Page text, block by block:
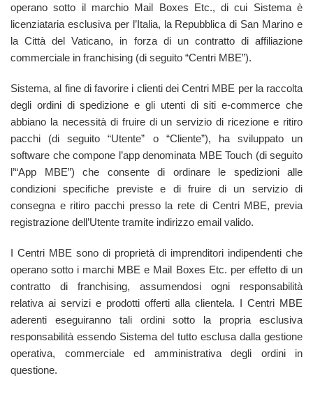
operano sotto il marchio Mail Boxes Etc., di cui Sistema è
licenziataria esclusiva per l’Italia, la Repubblica di San Marino e
la Città del Vaticano, in forza di un contratto di affiliazione
commerciale in franchising (di seguito “Centri MBE”).
Sistema, al fine di favorire i clienti dei Centri MBE per la raccolta
degli ordini di spedizione e gli utenti di siti e-commerce che
abbiano la necessità di fruire di un servizio di ricezione e ritiro
pacchi (di seguito “Utente” o “Cliente”), ha sviluppato un
software che compone l’app denominata MBE Touch (di seguito
l’“App MBE”) che consente di ordinare le spedizioni alle
condizioni specifiche previste e di fruire di un servizio di
consegna e ritiro pacchi presso la rete di Centri MBE, previa
registrazione dell’Utente tramite indirizzo email valido.
I Centri MBE sono di proprietà di imprenditori indipendenti che
operano sotto i marchi MBE e Mail Boxes Etc. per effetto di un
contratto di franchising, assumendosi ogni responsabilità
relativa ai servizi e prodotti offerti alla clientela. I Centri MBE
aderenti eseguiranno tali ordini sotto la propria esclusiva
responsabilità essendo Sistema del tutto esclusa dalla gestione
operativa, commerciale ed amministrativa degli ordini in
questione.